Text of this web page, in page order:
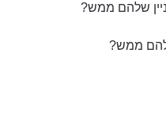
שלהם ממש?
ממש?